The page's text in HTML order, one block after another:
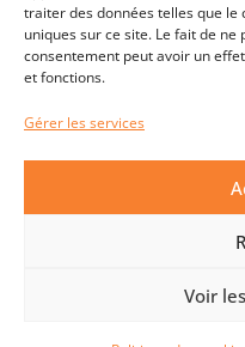
traiter des données telles que le
uniques sur ce site. Le fait de
consentement peut avoir un
et fonctions.
Gérer les services
Voir
Auvergne-Rhône-Alpes
Centre-Val de Loire
Nouvelle-Aquitaine
Occitanie
Nouvelle-Aquitaine